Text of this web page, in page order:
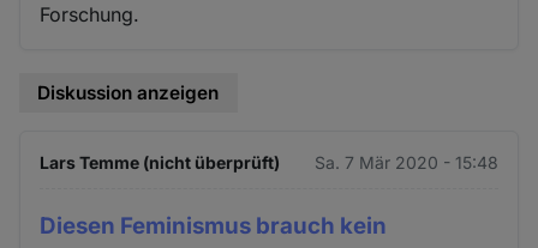
Forschung.
Diskussion anzeigen
Lars Temme (nicht überprüft) Sa. 7 Mär 2020 - 15:48
Diesen Feminismus brauch kein